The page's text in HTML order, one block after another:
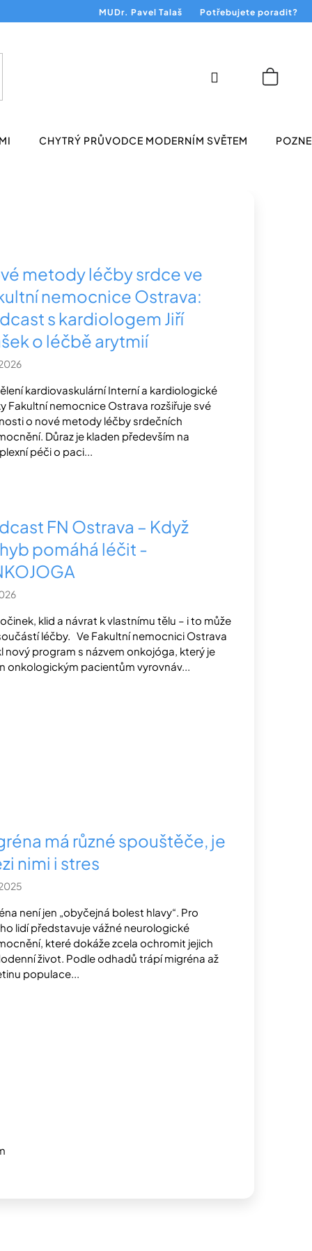
MUDr. Pavel Talaš Potřebujete poradit?
CHYTRÝ PRŮVODCE MODERNÍM SVĚTEM
Přihlášení
metody léčby srdce ve
nemocnice Ostrava:
s kardiologem Jiří
o léčbě arytmií
kardiovaskulární Interní a kardiologické
Fakultní nemocnice Ostrava rozšiřuje své
o nové metody léčby srdečních
Důraz je kladen především na
péči o paci...
FN Ostrava – Když
pomáhá léčit -
klid a návrat k vlastnímu tělu – i to může
léčby. Ve Fakultní nemocnici Ostrava
nový program s názvem onkojóga, který je
onkologickým pacientům vyrovnáv...
má různé spouštěče, je
nimi i stres
není jen „obyčejná bolest hlavy“. Pro
lidí představuje vážné neurologické
které dokáže zcela ochromit jejich
život. Podle odhadů trápí migréna až
populace...